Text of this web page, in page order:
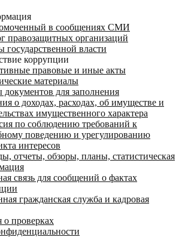
в сообщениях СМИ
правозащитных организаций
государственной власти
коррупции
правовые и иные акты
материалы
для заполнения
о доходах, расходах, об имуществе и
имущественного характера
по соблюдению требований к
поведению и урегулированию
интересов
отчеты, обзоры, планы, статистическая
связь для сообщений о фактах
гражданская служба и кадровая
проверках